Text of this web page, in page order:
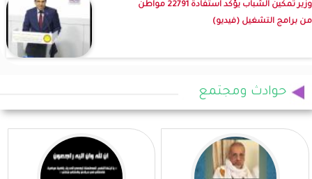
وزير تمكين الشباب يؤكد استفادة 22791 مواطن
من برامج التشغيل (فيديو)
حوادث ومجتمع